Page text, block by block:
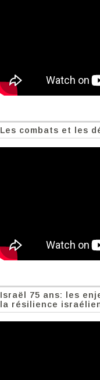
Les combats et les
Israël 75 ans: les
la résilience